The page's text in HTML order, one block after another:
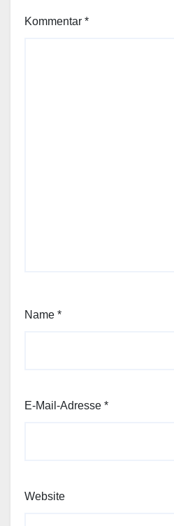
Kommentar *
Name *
E-Mail-Adresse *
Website